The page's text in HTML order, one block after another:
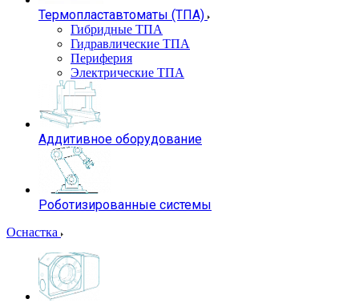
Термопластавтоматы (ТПА)
Гибридные ТПА
Гидравлические ТПА
Периферия
Электрические ТПА
Аддитивное оборудование
Роботизированные системы
Оснастка